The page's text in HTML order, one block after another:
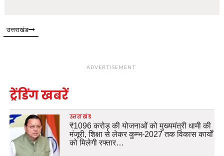
उत्तराखंड
ADVERTISEMENT
ट्रेंडिंग खबरें
उत्तराखंड
₹1096 करोड़ की योजनाओं को मुख्यमंत्री धामी की
मंजूरी, शिक्षा से लेकर कुम्भ-2027 तक विकास कार्यों
को मिलेगी रफ्तार…